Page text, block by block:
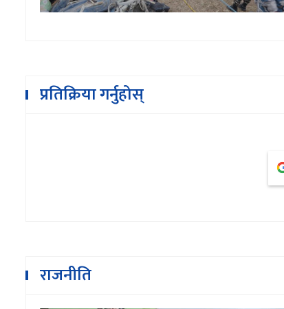
प्रतिक्रिया गर्नुहोस्
राजनीति